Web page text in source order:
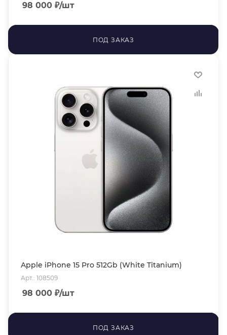
98 000 ₽/шт
ПОД ЗАКАЗ
Apple iPhone 15 Pro 512Gb (White Titanium)
Арт.: 108509
98 000 ₽/шт
ПОД ЗАКАЗ